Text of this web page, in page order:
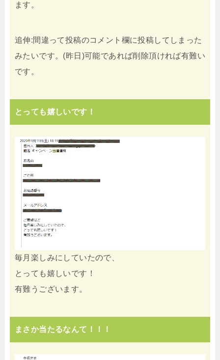
ます。
追伸:間違って投稿のコメント欄に投稿してしまった
みたいです。(昨日)可能であれば削除頂ければ有難い
です。
とっても嬉しいです！
毎月楽しみにしていたので、
とっても嬉しいです！
有難うございます。
まさか当たるなんて！！！